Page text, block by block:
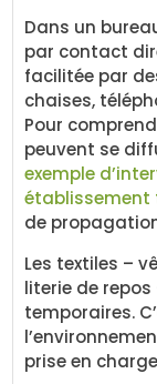
Dans un
par contact
facilitée par
chaises,
Pour
peuvent se
exemple
établissement
de
Les textiles –
literie de
temporaires.
prise en